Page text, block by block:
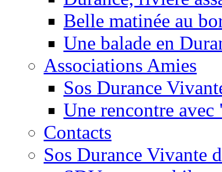
Belle matinée au
Une balade en
Associations Amies
Sos Durance
Une rencontre
Contacts
Sos Durance Vivante